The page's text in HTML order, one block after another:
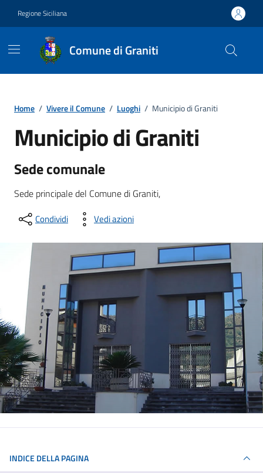
Regione Siciliana
Comune di Graniti
Home / Vivere il Comune / Luoghi / Municipio di Graniti
Municipio di Graniti
Sede comunale
Sede principale del Comune di Graniti,
Condividi Vedi azioni
INDICE DELLA PAGINA